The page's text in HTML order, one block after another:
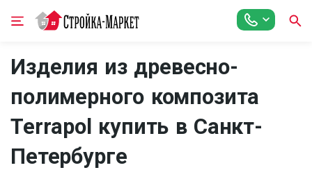
Изделия из древесно-
полимерного композита
Terrapol купить в Санкт-
Петербурге